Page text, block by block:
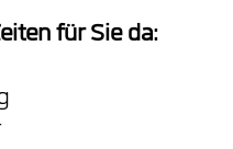
für Sie da: